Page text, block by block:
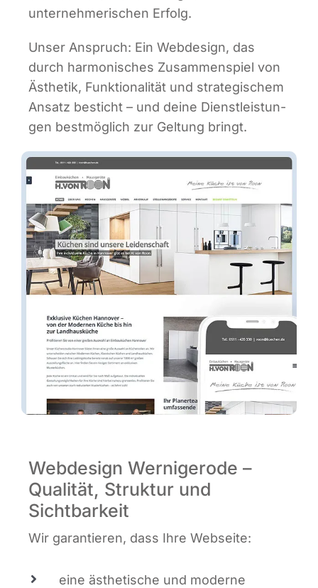
unter­neh­me­ri­schen Erfolg.
Unser Anspruch: Ein Web­de­sign, das
durch har­mo­ni­sches Zusam­men­spiel von
Ästhe­tik, Funk­tio­na­li­tät und stra­te­gi­schem
Ansatz besticht – und dei­ne Dienst­leis­tun­
gen best­mög­lich zur Gel­tung bringt.
Webdesign Wernigerode –
Qualität, Struktur und
Sichtbarkeit
Wir garan­tie­ren, dass Ihre Webseite:
eine ästhe­ti­sche und moder­ne